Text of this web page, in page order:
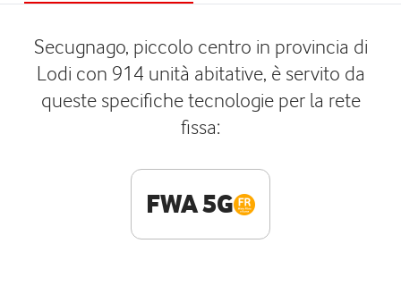
Secugnago, piccolo centro in provincia di
Lodi con 914 unità abitative, è servito da
queste specifiche tecnologie per la rete
fissa:
FWA 5G